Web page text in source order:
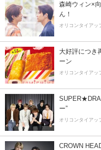
森崎ウィン×
ん！
オリコンタイアッ
大好評につき
ーン
オリコンタイアッ
ー”
オリコンタイアッ
CROWN